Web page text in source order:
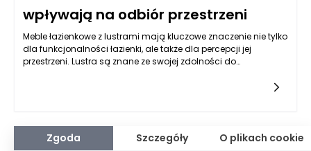
wpływają na odbiór przestrzeni
Meble łazienkowe z lustrami mają kluczowe znaczenie nie tylko
dla funkcjonalności łazienki, ale także dla percepcji jej
przestrzeni. Lustra są znane ze swojej zdolności do
znaczenie w małych łazienkach, gdzie każdy centymetr jest
przestronności, a tym samym sprawić, że użytkownicy będą
czuli się swobodniej w tym intymnym wnętrzu. Lustrzane fronty
szafek, półek czy szafek pod umywalki potrafią odbijać
Zgoda Szczegóły O plikach cookie